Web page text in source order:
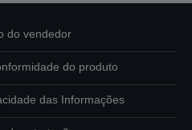
do vendedor
do produto
das Informações